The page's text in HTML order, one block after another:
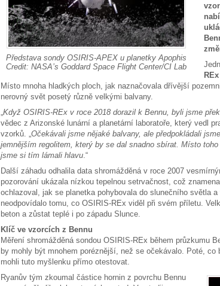
Představa sondy OSIRIS-APEX u planetky Apophis
Credit: NASA’s Goddard Space Flight Center/CI Lab
REx
Místo mnoha hladkých ploch, jak naznačovala dřívější
nerovný svět posetý různě velkými balvany.
„Když OSIRIS-REx v roce 2018 dorazil k Bennu, byli jsme
vědec z Arizonské lunární a planetární laboratoře, který vedl
vzorků. „Očekávali jsme nějaké balvany, ale předpokládali
jemnějším regolitem, který by se dal snadno sbírat. Místo
jsme si tím lámali hlavu.“
Další záhadu odhalila data shromážděná v roce 2007
pozorování ukázala nízkou tepelnou setrvačnost, což
ochlazoval, jak se planetka pohybovala do slunečního světla
neodpovídalo tomu, co OSIRIS-REx viděl při svém příletu.
beton a zůstat teplé i po západu Slunce.
Klíč ve vzorcích z Bennu
Měření shromážděná sondou OSIRIS-REx během průzkumu
by mohly být mnohem poréznější, než se očekávalo. Poté,
mohli tuto myšlenku přímo otestovat.
Ryanův tým zkoumal částice hornin z povrchu Bennu